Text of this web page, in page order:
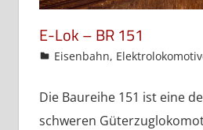
E-Lok – BR 151
admin
Eisenbahn,
Die Baureihe 151 ist eine
schweren